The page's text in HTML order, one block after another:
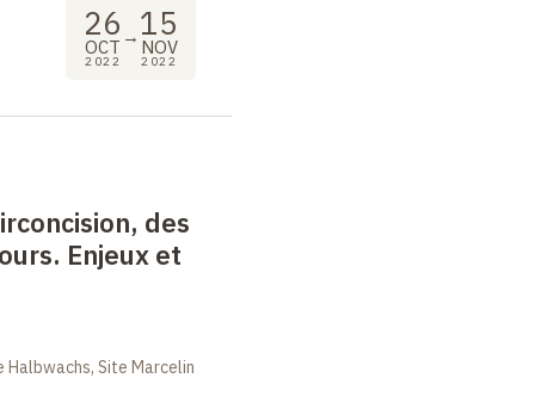
26
OCT
2022
→ 15
NOV
2022
des
Enjeux et
Site Marcelin